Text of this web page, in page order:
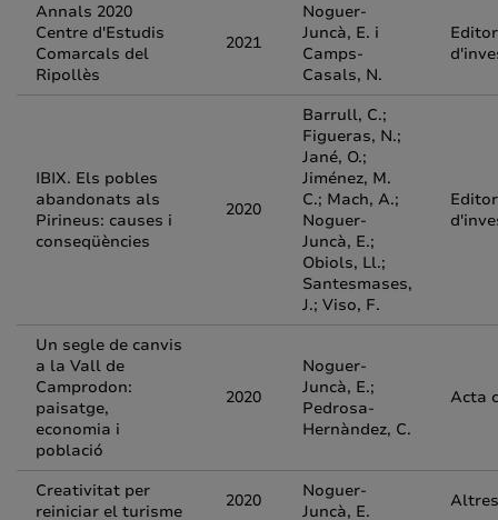
Annals 2020
Centre d'Estudis
Comarcals del
Ripollès
2021
Noguer-
Juncà, E. i
Camps-
Casals, N.
IBIX. Els pobles
abandonats als
Pirineus: causes i
conseqüències
2020
Barrull, C.;
Figueras, N.;
Jané, O.;
Jiménez, M.
C.; Mach, A.;
Noguer-
Juncà, E.;
Obiols, Ll.;
Santesmases,
J.; Viso, F.
Un segle de canvis
a la Vall de
Camprodon:
paisatge,
economia i
població
2020
Noguer-
Juncà, E.;
Pedrosa-
Hernàndez, C.
Acta
Creativitat per
reiniciar el turisme
2020
Noguer-
Juncà, E.
Altres